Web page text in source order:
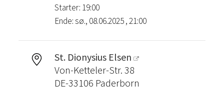
Starter: 19:00
Ende: sø., 08.06.2025 , 21:00
St. Dionysius Elsen
Von-Ketteler-Str. 38
DE-33106 Paderborn